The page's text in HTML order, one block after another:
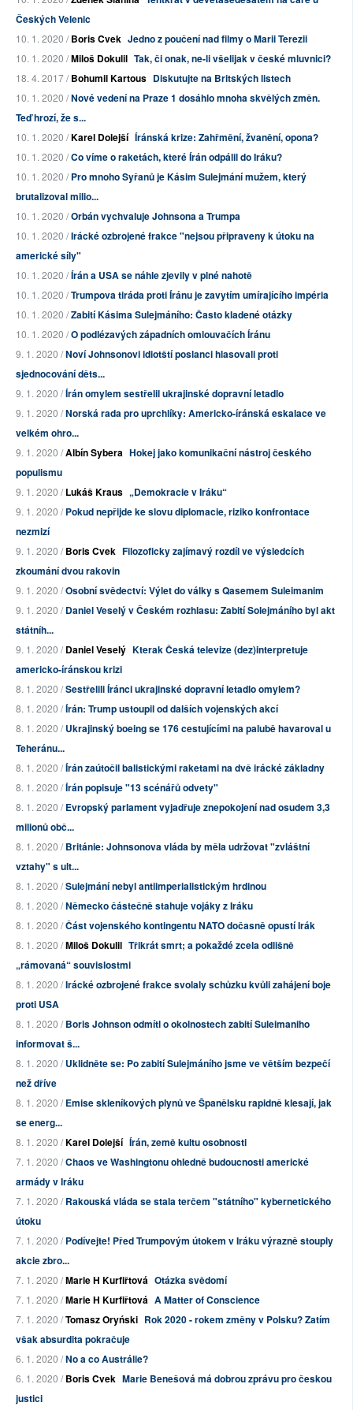
Českých Velenic
10. 1. 2020 /Boris Cvek Jedno z poučení nad filmy o Marii Terezii
10. 1. 2020 /Miloš Dokulil Tak, či onak, ne-li všelijak v české mluvnici?
18. 4. 2017 /Bohumil Kartous Diskutujte na Britských listech
10. 1. 2020 /Nové vedení na Praze 1 dosáhlo mnoha skvělých změn.
Teď hrozí, že s...
10. 1. 2020 /Karel Dolejší Íránská krize: Zahřmění, žvanění, opona?
10. 1. 2020 /Co víme o raketách, které Írán odpálil do Iráku?
10. 1. 2020 /Pro mnoho Syřanů je Kásim Sulejmání mužem, který
brutalizoval milio...
10. 1. 2020 /Orbán vychvaluje Johnsona a Trumpa
10. 1. 2020 /Irácké ozbrojené frakce "nejsou připraveny k útoku na
americké síly"
10. 1. 2020 /Írán a USA se náhle zjevily v plné nahotě
10. 1. 2020 /Trumpova tiráda proti Íránu je zavytím umírajícího impéria
10. 1. 2020 /Zabití Kásima Sulejmáního: Často kladené otázky
10. 1. 2020 /O podlézavých západních omlouvačích Íránu
9. 1. 2020 /Noví Johnsonovi idiotští poslanci hlasovali proti
sjednocování děts...
9. 1. 2020 /Írán omylem sestřelil ukrajinské dopravní letadlo
9. 1. 2020 /Norská rada pro uprchlíky: Americko-íránská eskalace ve
velkém ohro...
9. 1. 2020 /Albín Sybera Hokej jako komunikační nástroj českého
populismu
9. 1. 2020 /Lukáš Kraus „Demokracie v Iráku“
9. 1. 2020 /Pokud nepřijde ke slovu diplomacie, riziko konfrontace
nezmizí
9. 1. 2020 /Boris Cvek Filozoficky zajímavý rozdíl ve výsledcích
zkoumání dvou rakovin
9. 1. 2020 /Osobní svědectví: Výlet do války s Qasemem Suleimanim
9. 1. 2020 /Daniel Veselý v Českém rozhlasu: Zabití Solejmáního byl akt
státníh...
9. 1. 2020 /Daniel Veselý Kterak Česká televize (dez)interpretuje
americko-íránskou krizi
8. 1. 2020 /Sestřelili Íránci ukrajinské dopravní letadlo omylem?
8. 1. 2020 /Írán: Trump ustoupil od dalších vojenských akcí
8. 1. 2020 /Ukrajinský boeing se 176 cestujícími na palubě havaroval u
Teheránu...
8. 1. 2020 /Írán zaútočil balistickými raketami na dvě irácké základny
8. 1. 2020 /Írán popisuje "13 scénářů odvety"
8. 1. 2020 /Evropský parlament vyjadřuje znepokojení nad osudem 3,3
milionů obč...
8. 1. 2020 /Británie: Johnsonova vláda by měla udržovat "zvláštní
vztahy" s ult...
8. 1. 2020 /Sulejmání nebyl antiimperialistickým hrdinou
8. 1. 2020 /Německo částečně stahuje vojáky z Iráku
8. 1. 2020 /Část vojenského kontingentu NATO dočasně opustí Irák
8. 1. 2020 /Miloš Dokulil Třikrát smrt; a pokaždé zcela odlišně
„rámovaná“ souvislostmi
8. 1. 2020 /Irácké ozbrojené frakce svolaly schůzku kvůli zahájení boje
proti USA
8. 1. 2020 /Boris Johnson odmítl o okolnostech zabití Suleimaniho
informovat š...
8. 1. 2020 /Uklidněte se: Po zabití Sulejmáního jsme ve větším bezpečí
než dříve
8. 1. 2020 /Emise skleníkových plynů ve Španělsku rapidně klesají, jak
se energ...
8. 1. 2020 /Karel Dolejší Írán, země kultu osobnosti
7. 1. 2020 /Chaos ve Washingtonu ohledně budoucnosti americké
armády v Iráku
7. 1. 2020 /Rakouská vláda se stala terčem "státního" kybernetického
útoku
7. 1. 2020 /Podívejte! Před Trumpovým útokem v Iráku výrazně stouply
akcie zbro...
7. 1. 2020 /Marie H Kurfiřtová Otázka svědomí
7. 1. 2020 /Marie H Kurfiřtová A Matter of Conscience
7. 1. 2020 /Tomasz Oryński Rok 2020 - rokem změny v Polsku? Zatím
však absurdita pokračuje
6. 1. 2020 /No a co Austrálie?
6. 1. 2020 /Boris Cvek Marie Benešová má dobrou zprávu pro českou
justici